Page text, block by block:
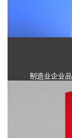
制造业企业